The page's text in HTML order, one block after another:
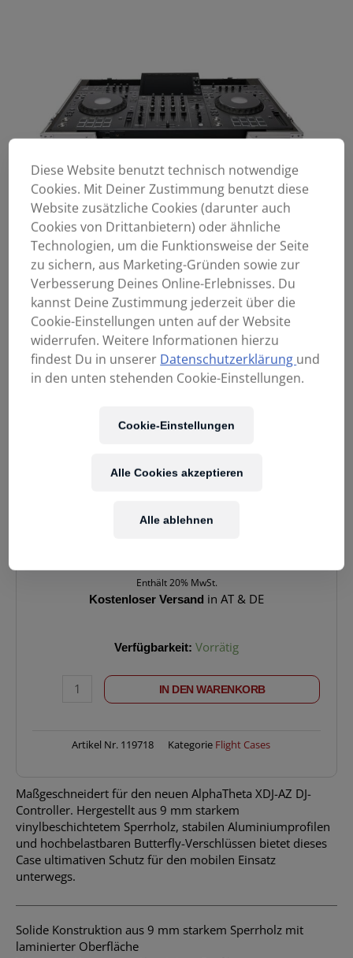
Enthält 20% MwSt.
Kostenloser Versand in AT & DE
Verfügbarkeit: Vorrätig
Black/Silver
Menge
IN DEN WARENKORB
Artikel Nr. 119718 Kategorie Flight Cases
Maßgeschneidert für den neuen AlphaTheta XDJ-AZ DJ-
Controller. Hergestellt aus 9 mm starkem
vinylbeschichtetem Sperrholz, stabilen Aluminiumprofilen
und hochbelastbaren Butterfly-Verschlüssen bietet dieses
Case ultimativen Schutz für den mobilen Einsatz
unterwegs.
Solide Konstruktion aus 9 mm starkem Sperrholz mit
laminierter Oberfläche
Diese Website benutzt technisch notwendige
Cookies. Mit Deiner Zustimmung benutzt diese
Website zusätzliche Cookies (darunter auch
Cookies von Drittanbietern) oder ähnliche
Technologien, um die Funktionsweise der Seite
zu sichern, aus Marketing-Gründen sowie zur
Verbesserung Deines Online-Erlebnisses. Du
kannst Deine Zustimmung jederzeit über die
Cookie-Einstellungen unten auf der Website
widerrufen. Weitere Informationen hierzu
findest Du in unserer Datenschutzerklärung und
in den unten stehenden Cookie-Einstellungen.
Cookie-Einstellungen
Alle ablehnen
Alle Cookies akzeptieren